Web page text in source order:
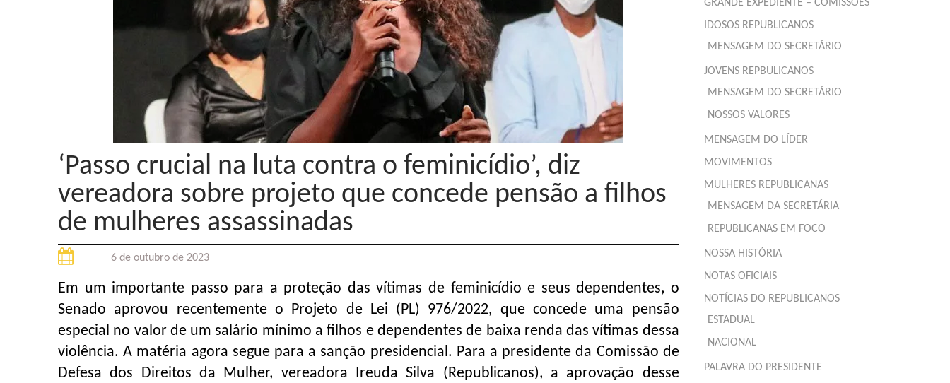
‘Passo crucial na luta contra o feminicídio’, diz
vereadora sobre projeto que concede pensão a filhos
de mulheres assassinadas
6 de outubro de 2023
Em um importante passo para a proteção das vítimas de feminicídio e seus dependentes, o
Senado aprovou recentemente o Projeto de Lei (PL) 976/2022, que concede uma pensão
especial no valor de um salário mínimo a filhos e dependentes de baixa renda das vítimas dessa
violência. A matéria agora segue para a sanção presidencial. Para a presidente da Comissão de
Defesa dos Direitos da Mulher, vereadora Ireuda Silva (Republicanos), a aprovação desse
GRANDE EXPEDIENTE – COMISSÕES
IDOSOS REPUBLICANOS
MENSAGEM DO SECRETÁRIO
JOVENS REPBULICANOS
MENSAGEM DO SECRETÁRIO
NOSSOS VALORES
MENSAGEM DO LÍDER
MOVIMENTOS
MULHERES REPUBLICANAS
MENSAGEM DA SECRETÁRIA
REPUBLICANAS EM FOCO
NOSSA HISTÓRIA
NOTAS OFICIAIS
NOTÍCIAS DO REPUBLICANOS
ESTADUAL
NACIONAL
PALAVRA DO PRESIDENTE